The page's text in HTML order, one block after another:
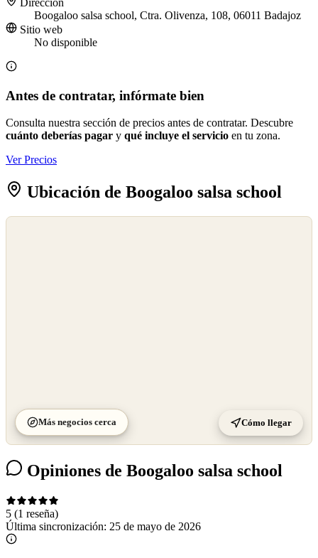
Dirección
Boogaloo salsa school, Ctra. Olivenza, 108, 06011 Badajoz
Sitio web
No disponible
Antes de contratar, infórmate bien
Consulta nuestra sección de precios antes de contratar. Descubre
cuánto deberías pagar y qué incluye el servicio en tu zona.
Ver Precios
Ubicación de Boogaloo salsa school
Más negocios cerca Cómo llegar
Opiniones de Boogaloo salsa school
5 (1 reseña)
Última sincronización: 25 de mayo de 2026